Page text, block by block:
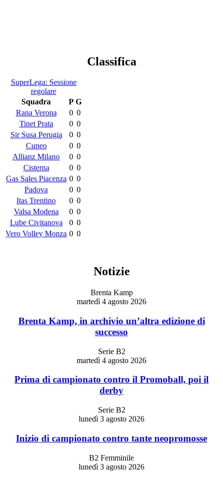
Classifica
SuperLega: Sessione
regolare
Squadra
P G
Rana Verona
0 0
Tinet Prata
0 0
Sir Susa Perugia
0 0
Cuneo
0 0
Allianz Milano
0 0
Cisterna
0 0
Gas Sales Piacenza 0 0
Padova
0 0
Itas Trentino
0 0
Valsa Modena
0 0
Lube Civitanova
0 0
Vero Volley Monza 0 0
Notizie
Brenta Kamp
martedì 4 agosto 2026
Brenta Kamp, in archivio un’altra edizione di
successo
Serie B2
martedì 4 agosto 2026
Prima di campionato contro il Promoball, poi il
derby
Serie B2
lunedì 3 agosto 2026
Inizio di campionato contro tante neopromosse
B2 Femminile
lunedì 3 agosto 2026